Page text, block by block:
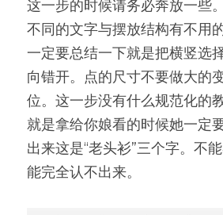
这一步的时候请务必奔放一些。
不同的文字与摆放结构有不用
一定要总结一下就是把横竖选
向错开。点的尺寸不要做大的
位。这一步没有什么规范化的
就是拿给你娘看的时候她一定
出来这是“老头衫”三个字。不
能完全认不出来。